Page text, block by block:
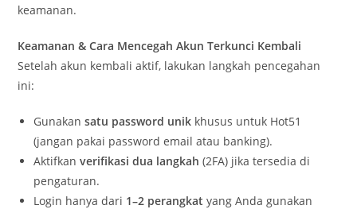
keamanan.
Keamanan & Cara Mencegah Akun Terkunci Kembali
Setelah akun kembali aktif, lakukan langkah pencegahan
ini:
Gunakansatu password unik khusus untuk Hot51
(jangan pakai password email atau banking).
Aktifkanverifikasi dua langkah (2FA) jika tersedia di
pengaturan.
Login hanya dari 1–2 perangkat yang Anda gunakan